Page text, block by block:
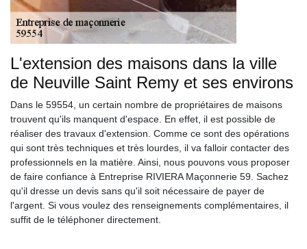
L'extension des maisons dans la ville
de Neuville Saint Remy et ses environs
Dans le 59554, un certain nombre de propriétaires de maisons
trouvent qu'ils manquent d'espace. En effet, il est possible de
réaliser des travaux d'extension. Comme ce sont des opérations
qui sont très techniques et très lourdes, il va falloir contacter des
professionnels en la matière. Ainsi, nous pouvons vous proposer
de faire confiance à Entreprise RIVIERA Maçonnerie 59. Sachez
qu'il dresse un devis sans qu'il soit nécessaire de payer de
l'argent. Si vous voulez des renseignements complémentaires, il
suffit de le téléphoner directement.